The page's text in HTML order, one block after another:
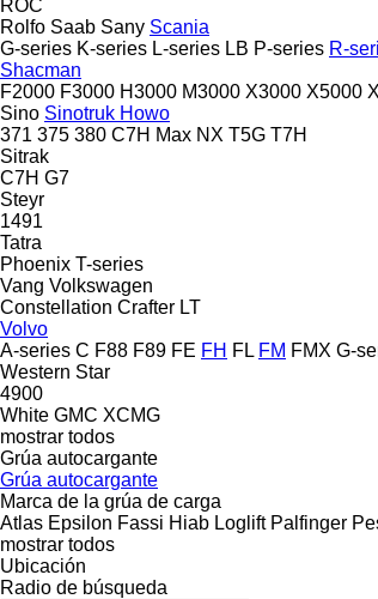
ROC
Rolfo Saab Sany Scania
G-series K-series L-series LB P-series R-
Shacman
F2000 F3000 H3000 M3000 X3000 X5000
Sino Sinotruk Howo
371 375 380 C7H Max NX T5G T7H
Sitrak
C7H G7
Steyr
1491
Tatra
Phoenix T-series
Vang Volkswagen
Constellation Crafter LT
Volvo
A-series C F88 F89 FE FH FL FM FMX G-
Western Star
4900
White GMC XCMG
mostrar todos
Grúa autocargante
Grúa autocargante
Marca de la grúa de carga
Atlas Epsilon Fassi Hiab Loglift Palfinger
mostrar todos
Ubicación
Radio de búsqueda